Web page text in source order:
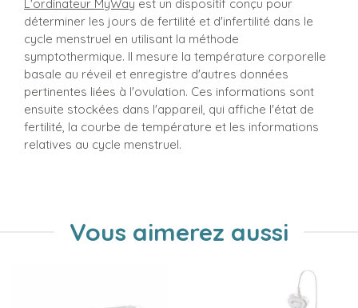
L'ordinateur MyWay est un dispositif conçu pour
déterminer les jours de fertilité et d'infertilité dans le
cycle menstruel en utilisant la méthode
symptothermique. Il mesure la température corporelle
basale au réveil et enregistre d'autres données
pertinentes liées à l'ovulation. Ces informations sont
ensuite stockées dans l'appareil, qui affiche l'état de
fertilité, la courbe de température et les informations
relatives au cycle menstruel.
Vous aimerez aussi